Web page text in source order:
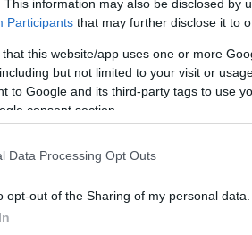
This information may also be disclosed by
Participants that may further disclose it to
that this website/app uses one or more
but not limited to your visit or
to Google and its third-party tags to use
consent section.
Data Processing Opt Outs
opt-out of the Sharing of my personal data.
vagy az alvászavar válik
ami teljesen érthető. Az viszont
jelentkeznek. A test ugyanis
visszatérő, nehezen magyarázható
hogy valamilyen probléma áll a